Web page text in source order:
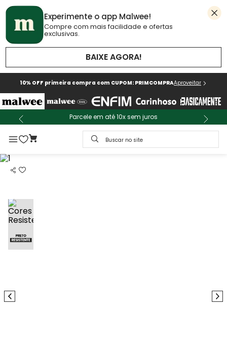
Experimente o app Malwee!
Compre com mais facilidade e ofertas
exclusivas.
BAIXE AGORA!
10% OFF primeira compra com CUPOM: PRIMCOMPRAAproveitar
Parcele em até 10x sem juros
Buscar no site